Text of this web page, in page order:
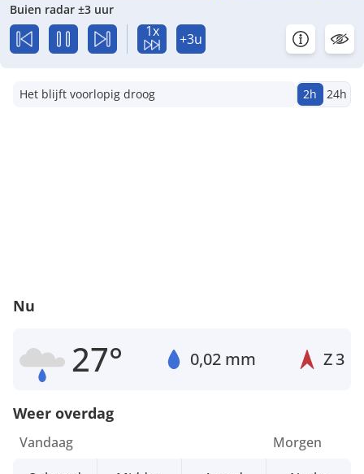
Buien radar ±3 uur
1x +3u
Het blijft voorlopig droog 2h 24h
Nu
27° 0,02 mm Z3
Weer overdag
Vandaag
Morgen